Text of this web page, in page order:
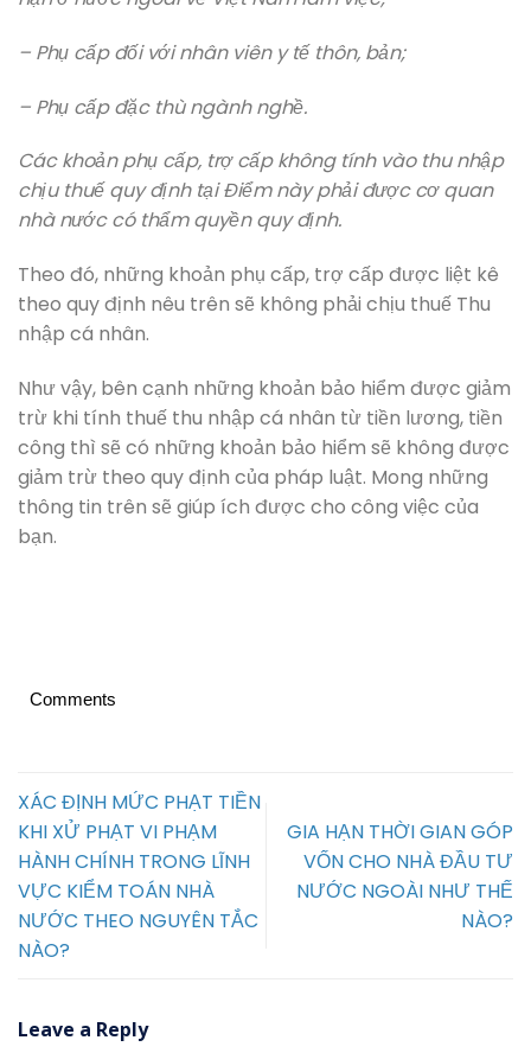
– Phụ cấp đối với nhân viên y tế thôn, bản;
– Phụ cấp đặc thù ngành nghề.
Các khoản phụ cấp, trợ cấp không tính vào thu nhập
chịu thuế quy định tại Điểm này phải được cơ quan
nhà nước có thẩm quyền quy định.
Theo đó, những khoản phụ cấp, trợ cấp được liệt kê
theo quy định nêu trên sẽ không phải chịu thuế Thu
nhập cá nhân.
Như vậy, bên cạnh những khoản bảo hiểm được giảm
trừ khi tính thuế thu nhập cá nhân từ tiền lương, tiền
công thì sẽ có những khoản bảo hiểm sẽ không được
giảm trừ theo quy định của pháp luật. Mong những
thông tin trên sẽ giúp ích được cho công việc của
bạn.
Comments
XÁC ĐỊNH MỨC PHẠT TIỀN
KHI XỬ PHẠT VI PHẠM
HÀNH CHÍNH TRONG LĨNH
VỰC KIỂM TOÁN NHÀ
NƯỚC THEO NGUYÊN TẮC
NÀO?
GIA HẠN THỜI GIAN GÓP
VỐN CHO NHÀ ĐẦU TƯ
NƯỚC NGOÀI NHƯ THẾ
NÀO?
Leave a Reply